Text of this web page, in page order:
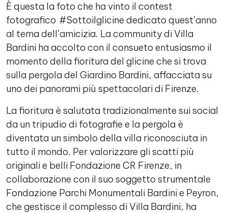
È questa la foto che ha vinto il contest
fotografico #Sottoilglicine dedicato quest’anno
al tema dell’amicizia. La community di Villa
Bardini ha accolto con il consueto entusiasmo il
momento della fioritura del glicine che si trova
sulla pergola del Giardino Bardini, affacciata su
uno dei panorami più spettacolari di Firenze.
La fioritura è salutata tradizionalmente sui social
da un tripudio di fotografie e la pergola è
diventata un simbolo della villa riconosciuta in
tutto il mondo. Per valorizzare gli scatti più
originali e belli Fondazione CR Firenze, in
collaborazione con il suo soggetto strumentale
Fondazione Parchi Monumentali Bardini e Peyron,
che gestisce il complesso di Villa Bardini, ha